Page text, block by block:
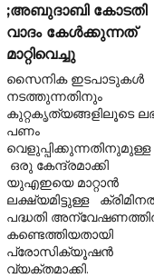
;അബുദാബി കോടതി
വാദം കേൾക്കുന്നത്
മാറ്റിവെച്ചു
സൈനിക ഇടപാടുകൾ
നടത്തുന്നതിനും
കുറ്റകൃത്യങ്ങളിലൂടെ
പണം
വെളുപ്പിക്കുന്നതിനുമുള്ള
ഒരു കേന്ദ്രമാക്കി
യുഎഇയെ മാറ്റാൻ
ലക്ഷ്യമിട്ടുള്ള
പദ്ധതി
കണ്ടെത്തിയതായി
പ്രോസിക്യൂഷൻ
വ്യക്തമാക്കി.